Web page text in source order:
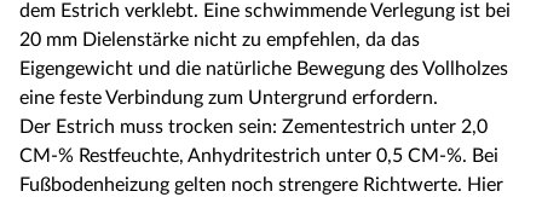
dem Estrich verklebt. Eine schwimmende Verlegung ist bei
20 mm Dielenstärke nicht zu empfehlen, da das
Eigengewicht und die natürliche Bewegung des Vollholzes
eine feste Verbindung zum Untergrund erfordern.
Der Estrich muss trocken sein: Zementestrich unter 2,0
CM-% Restfeuchte, Anhydritestrich unter 0,5 CM-%. Bei
Fußbodenheizung gelten noch strengere Richtwerte. Hier